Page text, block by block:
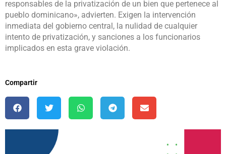
responsables de la privatización de un bien que pertenece al
pueblo dominicano», advierten. Exigen la intervención
inmediata del gobierno central, la nulidad de cualquier
intento de privatización, y sanciones a los funcionarios
implicados en esta grave violación.
Compartir